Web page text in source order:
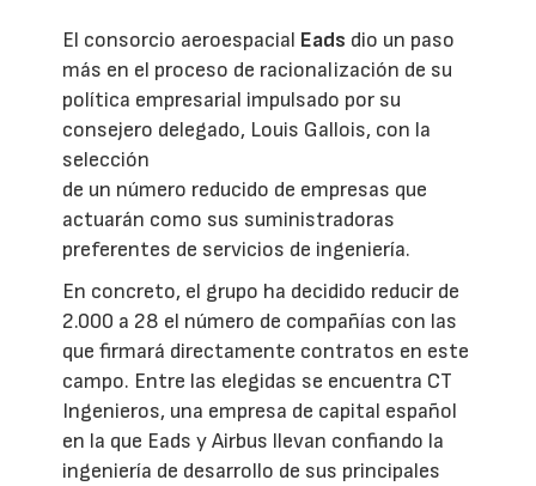
El consorcio aeroespacial Eads dio un paso
más en el proceso de racionalización de su
política empresarial impulsado por su
consejero delegado, Louis Gallois, con la
selección
de un número reducido de empresas que
actuarán como sus suministradoras
preferentes de servicios de ingeniería.
En concreto, el grupo ha decidido reducir de
2.000 a 28 el número de compañías con las
que firmará directamente contratos en este
campo. Entre las elegidas se encuentra CT
Ingenieros, una empresa de capital español
en la que Eads y Airbus llevan confiando la
ingeniería de desarrollo de sus principales